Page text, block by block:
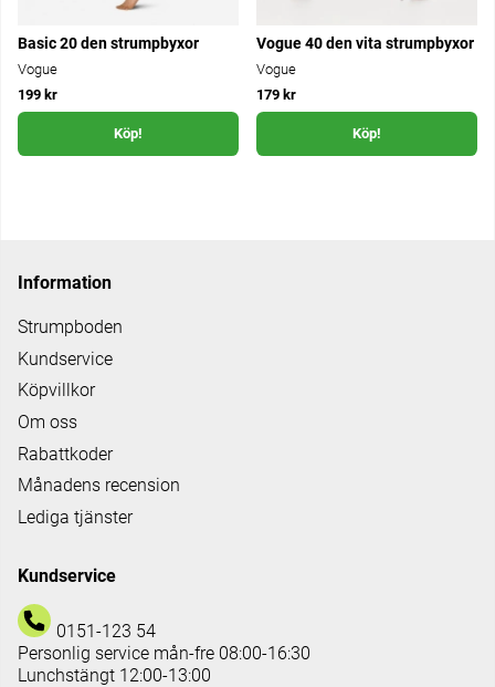
Basic 20 den strumpbyxor
Vogue
199 kr
Köp!
Vogue 40 den vita strumpbyxor
Vogue
179 kr
Köp!
Information
Strumpboden
Kundservice
Köpvillkor
Om oss
Rabattkoder
Månadens recension
Lediga tjänster
Kundservice
0151-123 54
Personlig service mån-fre 08:00-16:30
Lunchstängt 12:00-13:00